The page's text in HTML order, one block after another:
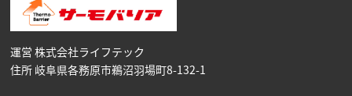
運営 株式会社ライフテック
住所 岐阜県各務原市鵜沼⽻場町8-132-1